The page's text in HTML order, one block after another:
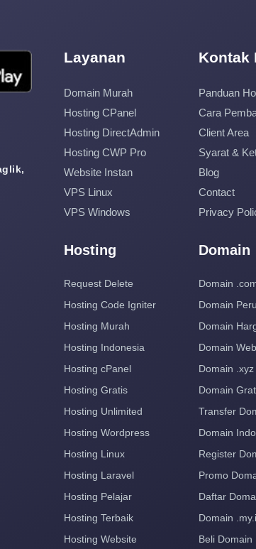
Layanan
Domain Murah
Hosting CPanel
Hosting DirectAdmin
Hosting CWP Pro
Website Instan
VPS Linux
VPS Windows
Kontak
Panduan
Cara
Client Area
Syarat &
Blog
Contact
Privacy
Hosting
Request Delete
Hosting Code Igniter
Hosting Murah
Hosting Indonesia
Hosting cPanel
Hosting Gratis
Hosting Unlimited
Hosting Wordpress
Hosting Linux
Hosting Laravel
Hosting Pelajar
Hosting Terbaik
Hosting Website
Domain
Domain
Domain
Domain
Domain
Domain
Domain
Transfer
Domain
Register
Promo
Daftar
Domain
Beli Domain